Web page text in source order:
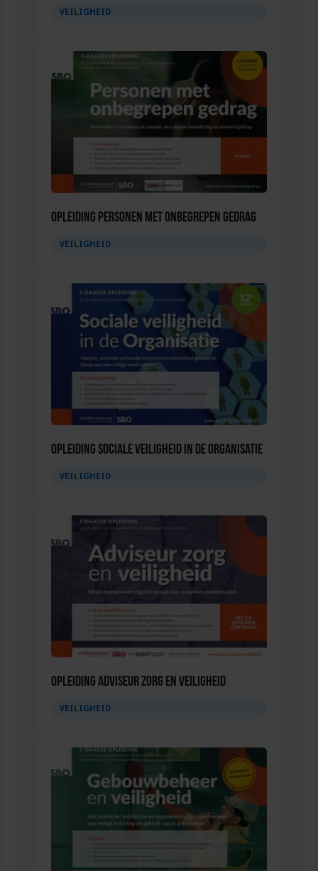
VEILIGHEID
Opleiding Personen met onbegrepen gedrag
VEILIGHEID
Opleiding Sociale Veiligheid in de Organisatie
VEILIGHEID
Opleiding Adviseur zorg en veiligheid
VEILIGHEID